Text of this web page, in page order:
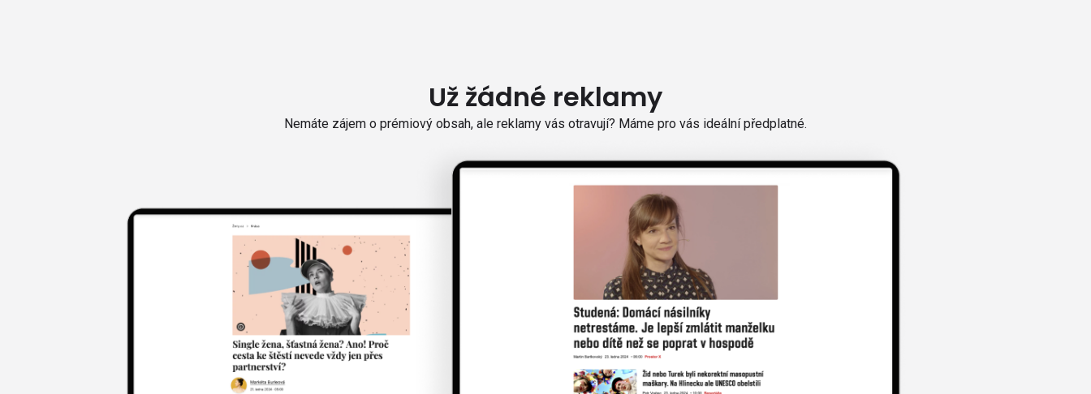
Už žádné reklamy
Nemáte zájem o prémiový obsah, ale reklamy vás otravují? Máme pro vás ideální předplatné.